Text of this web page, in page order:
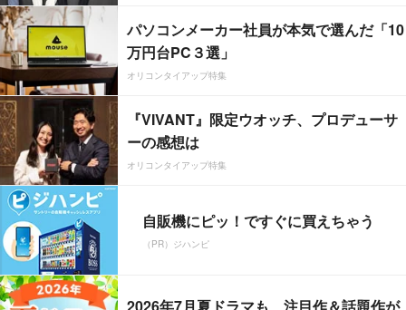
パソコンメーカー社員が本気で選んだ「10
万円台PC３選」
オリコンタイアップ特集
『VIVANT』限定ウオッチ、プロデューサ
ーの感想は
オリコンタイアップ特集
自販機にピッ！ですぐに買えちゃう
（PR）ジハンピ